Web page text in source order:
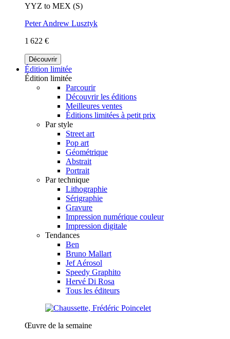
YYZ to MEX (S)
Peter Andrew Lusztyk
1 622 €
Découvrir
Édition limitée
Édition limitée
Parcourir
Découvrir les éditions
Meilleures ventes
Éditions limitées à petit prix
Par style
Street art
Pop art
Géométrique
Abstrait
Portrait
Par technique
Lithographie
Sérigraphie
Gravure
Impression numérique couleur
Impression digitale
Tendances
Ben
Bruno Mallart
Jef Aérosol
Speedy Graphito
Hervé Di Rosa
Tous les éditeurs
Œuvre de la semaine